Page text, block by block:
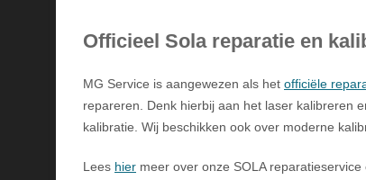
Officieel Sola reparatie en
MG Service is aangewezen als het officiële
repareren. Denk hierbij aan het laser kalibreren
kalibratie. Wij beschikken ook over moderne
Lees hier meer over onze SOLA